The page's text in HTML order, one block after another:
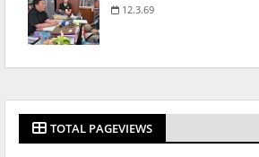
12.3.69
TOTAL PAGEVIEWS